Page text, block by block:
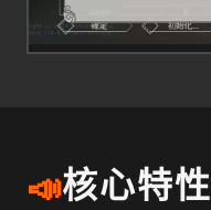
📣核心特性